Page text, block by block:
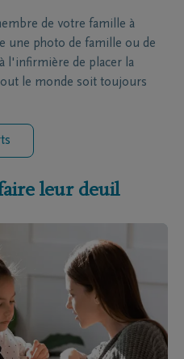
de votre famille à
une photo de famille ou de
l'infirmière de placer la
le monde soit toujours
leur deuil